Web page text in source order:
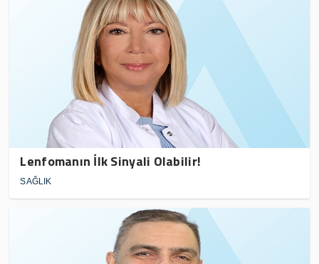
Lenfomanın İlk Sinyali Olabilir!
SAĞLIK